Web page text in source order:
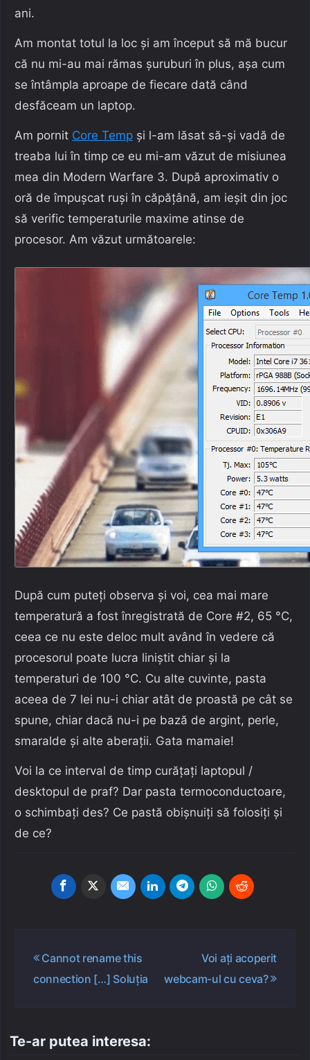
ani.
Am montat totul la loc și am început să mă bucur
că nu mi-au mai rămas șuruburi în plus, așa cum
se întâmpla aproape de fiecare dată când
desfăceam un laptop.
Am pornit Core Temp și l-am lăsat să-și vadă de
treaba lui în timp ce eu mi-am văzut de misiunea
mea din Modern Warfare 3. După aproximativ o
oră de împușcat ruși în căpățână, am ieșit din joc
să verific temperaturile maxime atinse de
procesor. Am văzut următoarele:
După cum puteți observa și voi, cea mai mare
temperatură a fost înregistrată de Core #2, 65 °C,
ceea ce nu este deloc mult având în vedere că
procesorul poate lucra liniștit chiar și la
temperaturi de 100 °C. Cu alte cuvinte, pasta
aceea de 7 lei nu-i chiar atât de proastă pe cât se
spune, chiar dacă nu-i pe bază de argint, perle,
smaralde și alte aberații. Gata mamaie!
Voi la ce interval de timp curățați laptopul /
desktopul de praf? Dar pasta termoconductoare,
o schimbați des? Ce pastă obișnuiți să folosiți și
de ce?
Navigare
articole
Cannot rename this
connection […] Soluția
Voi ați acoperit
webcam-ul cu ceva?
Te-ar putea interesa: